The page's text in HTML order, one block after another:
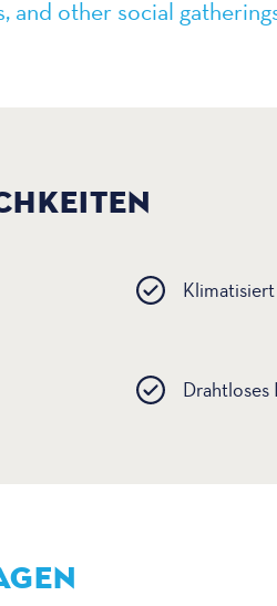
and other social
Klimatisiert